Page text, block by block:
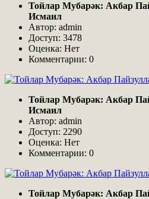
Тойлар Мубарәк: Акбар
Исмаил
Автор: admin
Доступ: 3478
Оценка: Нет
Комментарии: 0
Тойлар Мубарәк: Акбар
Исмаил
Автор: admin
Доступ: 2290
Оценка: Нет
Комментарии: 0
Тойлар Мубарәк: Акбар